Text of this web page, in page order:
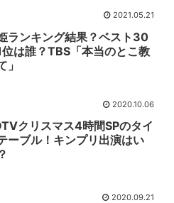
2021.05.21
ランキング結果？ベスト30
位は誰？TBS「本当のとこ教
」
2020.10.06
クリスマス4時間SPのタイ
ーブル！キンプリ出演はい
2020.09.21